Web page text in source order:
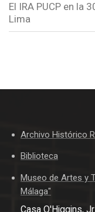
El IRA PUCP en la
Lima
Archivo Histórico
Biblioteca
Museo de Artes y
Málaga"
Casa O'Higgins,